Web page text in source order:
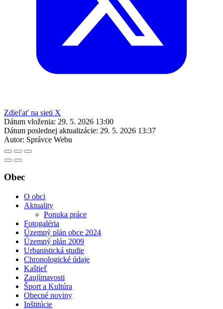
Zdieľať na sieti X
Dátum vloženia: 29. 5. 2026 13:00
Dátum poslednej aktualizácie: 29. 5. 2026 13:37
Autor: Správce Webu
Obec
O obci
Aktuality
Ponuka práce
Fotogaléria
Územný plán obce 2024
Územný plán 2009
Urbanistická studie
Chronologické údaje
Kaštieľ
Zaujímavosti
Šport a Kultúra
Obecné noviny
Inštitúcie